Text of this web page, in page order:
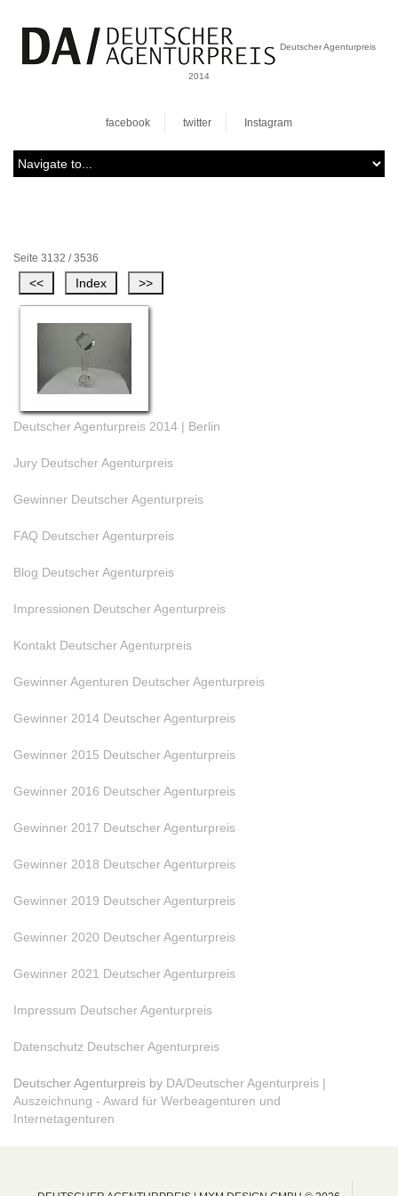
Deutscher Agenturpreis
2014
facebook twitter Instagram
Seite 3132 / 3536
Deutscher Agenturpreis 2014 | Berlin
Jury Deutscher Agenturpreis
Gewinner Deutscher Agenturpreis
FAQ Deutscher Agenturpreis
Blog Deutscher Agenturpreis
Impressionen Deutscher Agenturpreis
Kontakt Deutscher Agenturpreis
Gewinner Agenturen Deutscher Agenturpreis
Gewinner 2014 Deutscher Agenturpreis
Gewinner 2015 Deutscher Agenturpreis
Gewinner 2016 Deutscher Agenturpreis
Gewinner 2017 Deutscher Agenturpreis
Gewinner 2018 Deutscher Agenturpreis
Gewinner 2019 Deutscher Agenturpreis
Gewinner 2020 Deutscher Agenturpreis
Gewinner 2021 Deutscher Agenturpreis
Impressum Deutscher Agenturpreis
Datenschutz Deutscher Agenturpreis
Deutscher Agenturpreis by DA/Deutscher Agenturpreis |
Auszeichnung - Award für Werbeagenturen und
Internetagenturen